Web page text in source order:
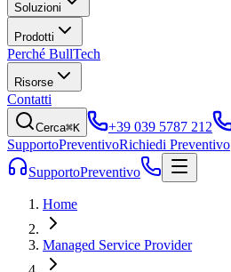
Soluzioni
Prodotti
Perché BullTech
Risorse
Contatti
Cerca⌘K
+39 039 5787 212
SupportoPreventivoRichiedi Preventivo
SupportoPreventivo
Home
Managed Service Provider